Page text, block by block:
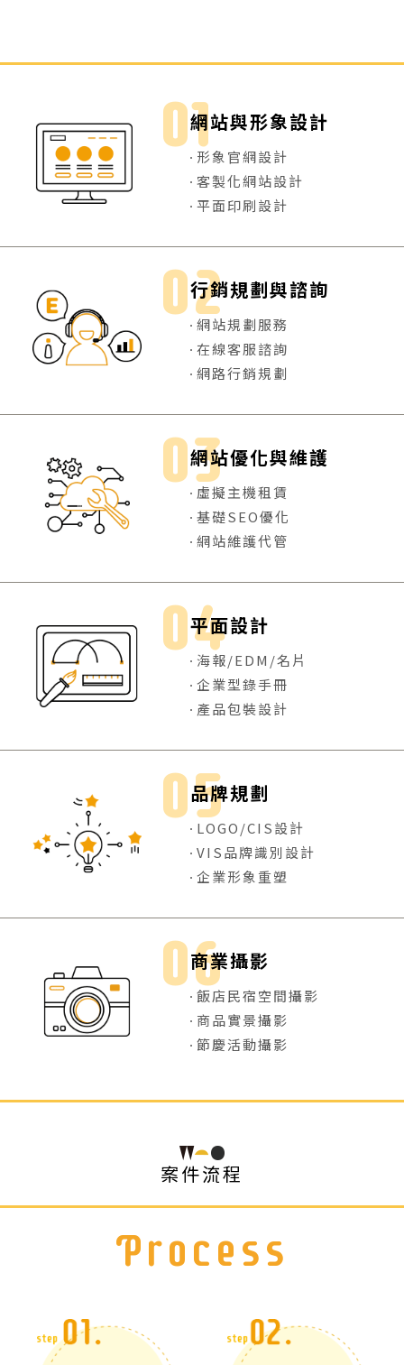
網站與形象設計
形象官網設計
客製化網站設計
平面印刷設計
行銷規劃與諮詢
網站規劃服務
在線客服諮詢
網路行銷規劃
網站優化與維護
虛擬主機租賃
基礎SEO優化
網站維護代管
平面設計
海報/EDM/名片
企業型錄手冊
產品包裝設計
品牌規劃
LOGO/CIS設計
VIS品牌識別設計
企業形象重塑
商業攝影
飯店民宿空間攝影
商品實景攝影
節慶活動攝影
案件流程
Process